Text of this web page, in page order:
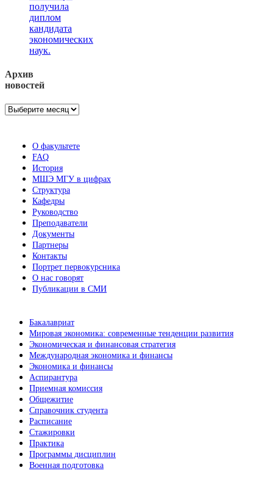
получила
диплом
кандидата
экономических
наук.
Архив
новостей
Архив
О факультете
FAQ
История
МШЭ МГУ в цифрах
Структура
Кафедры
Руководство
Преподаватели
Документы
Партнеры
Контакты
Портрет первокурсника
О нас говорят
Публикации в СМИ
Бакалавриат
Мировая экономика: современные тенденции развития
Экономическая и финансовая стратегия
Международная экономика и финансы
Экономика и финансы
Аспирантура
Приемная комиссия
Общежитие
Справочник студента
Расписание
Стажировки
Практика
Программы дисциплин
Военная подготовка